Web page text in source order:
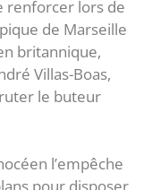
renforcer lors de
de Marseille
britannique,
Villas-Boas,
le buteur
l’empêche